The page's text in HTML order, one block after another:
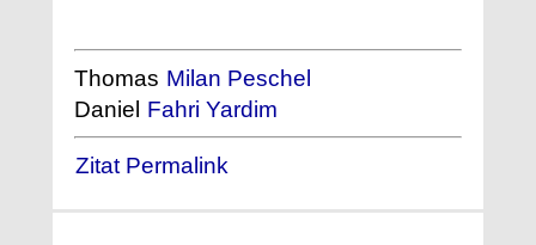
Thomas Milan Peschel
Daniel Fahri Yardim
Zitat Permalink